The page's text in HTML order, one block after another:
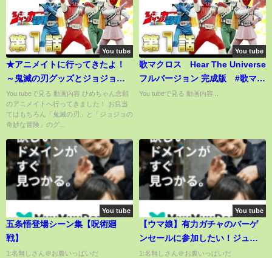
You tube
★アニメイトに行ってきたよ！
～鬼滅の刃グッズとジョジョの
奇妙な冒険のグッズをゲットし
たよ♪～★Demon Slayer JOJO
You tubeで見る 動画内容 ひめちゃん念願
のアニメイトへ行ってきました！ お目当
てはもちろん「鬼滅の刃」と「ジョジョの
奇妙な冒険」のグ...
You tube
歌マクロス Hear The Universe
フルバージョン 完成版 #歌マク
ロス #ワルキューレ
You tubeで見る 動画内容...
You tube
五条悟登場シーン集【呪術廻
戦】
1:名無しさん＠お腹いっぱいだ
You tube
【ウマ娘】有力ガチャのバーゲ
ンセールに参加したい！ジュエ
ルが足りるのか？1周年までのジ
1:名無しさん＠お腹いっぱいだ